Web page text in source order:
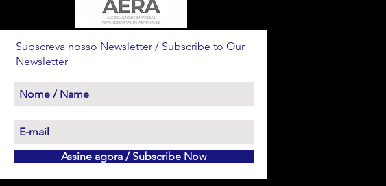
Subscreva nosso Newsletter / Subscribe to Our
Newsletter
Assine agora / Subscribe Now